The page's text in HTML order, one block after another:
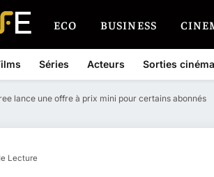
ECO BUSINESS
Séries Acteurs Sorties cinéma
lance une offre à prix mini pour certains abonnés
Lecture